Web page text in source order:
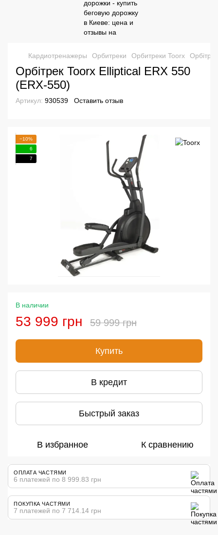
Кардиотренажеры Орбитреки Орбитреки Toorx
Орбітрек Toorx Elliptical ERX 550
(ERX-550)
Артикул: 930539 Оставить отзыв
−10%
6
7
В наличии
53 999 грн 59 999 грн
Купить
В кредит
Быстрый заказ
В избранное К сравнению
ОПЛАТА ЧАСТЯМИ
6 платежей по 8 999.83 грн
ПОКУПКА ЧАСТЯМИ
7 платежей по 7 714.14 грн